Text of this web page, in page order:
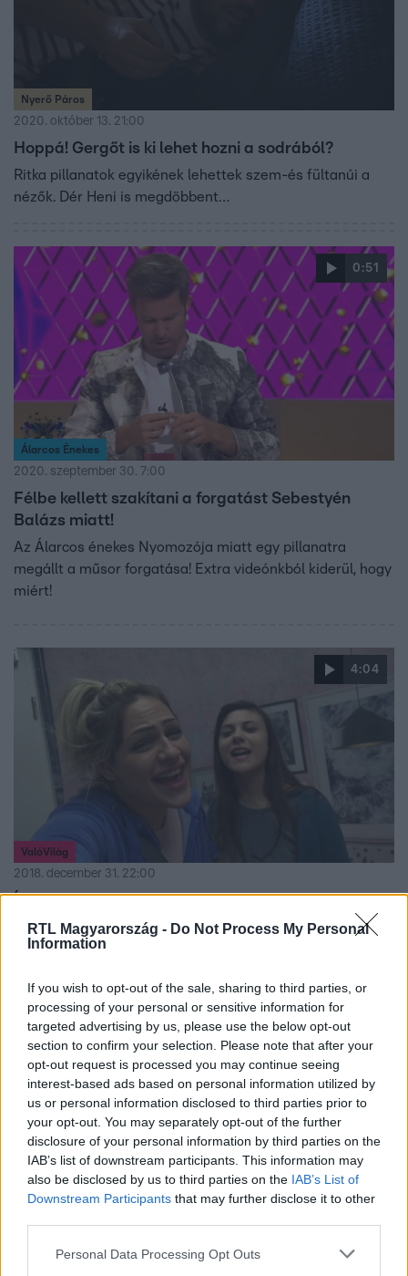
RTL Magyarország - Do Not Process My Personal
Information
If you wish to opt-out of the sale, sharing to third parties, or
processing of your personal or sensitive information for
targeted advertising by us, please use the below opt-out
section to confirm your selection. Please note that after your
opt-out request is processed you may continue seeing
interest-based ads based on personal information utilized by
us or personal information disclosed to third parties prior to
your opt-out. You may separately opt-out of the further
disclosure of your personal information by third parties on the
IAB’s list of downstream participants. This information may
also be disclosed by us to third parties on the IAB’s List of
Downstream Participants that may further disclose it to other
Please note that this website/app uses one or more Google
Personal Data Processing Opt Outs
Nyerő Páros
2020. október 13. 21:00
Hoppá! Gergőt is ki lehet hozni a sodrából?
Ritka pillanatok egyikének lehettek szem-és fültanúi a
nézők. Dér Heni is megdöbbent…
0:51
Álarcos Énekes
2020. szeptember 30. 7:00
Félbe kellett szakítani a forgatást Sebestyén
Balázs miatt!
Az Álarcos énekes Nyomozója miatt egy pillanatra
megállt a műsor forgatása! Extra videónkból kiderül, hogy
miért!
4:04
ValóVilág
2018. december 31. 22:00
Íme VV Reni és VV Zsuzsu közös vlogja!
A lányok csak úgy sziporkáztak a kamera előtt, és mielőtt
üzentek a nézőknek, kieresztették a hangjukat...
Elment Bono hangja